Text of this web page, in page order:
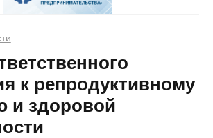
к репродуктивному
и здоровой